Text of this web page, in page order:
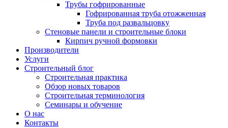
Трубы гофрированные
Гофрированная труба отожженная
Труба под развальцовку
Стеновые панели и строительные блоки
Кирпич ручной формовки
Производители
Услуги
Строительный блог
Строительная практика
Обзор новых товаров
Строительная терминология
Семинары и обучение
О нас
Контакты